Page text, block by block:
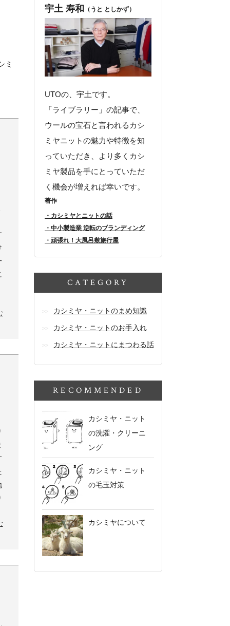
ミ
宇土 寿和 （うと としかず）
UTOの、宇土です。
「ライブラリー」の記事で、
ウールの宝石と言われるカシ
ミヤニットの魅力や特徴を知
っていただき、より多くカシ
ミヤ製品を手にとっていただ
く機会が増えれば幸いです。
著作
・カシミヤとニットの話
・中小製造業 逆転のブランディング
・頑張れ！大風呂敷旅行屋
CATEGORY
カシミヤ・ニットのまめ知識
カシミヤ・ニットのお手入れ
カシミヤ・ニットにまつわる話
RECOMMENDED
カシミヤ・ニット
の洗濯・クリーニ
ング
カシミヤ・ニット
の毛玉対策
カシミヤについて